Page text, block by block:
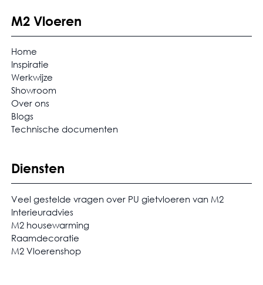
M2 Vloeren
Home
Inspiratie
Werkwijze
Showroom
Over ons
Blogs
Technische documenten
Diensten
Veel gestelde vragen over PU gietvloeren van M2
Interieuradvies
M2 housewarming
Raamdecoratie
M2 Vloerenshop